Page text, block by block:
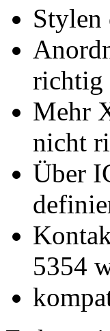
Stylen
richtig
Mehr
nicht
Über
5354